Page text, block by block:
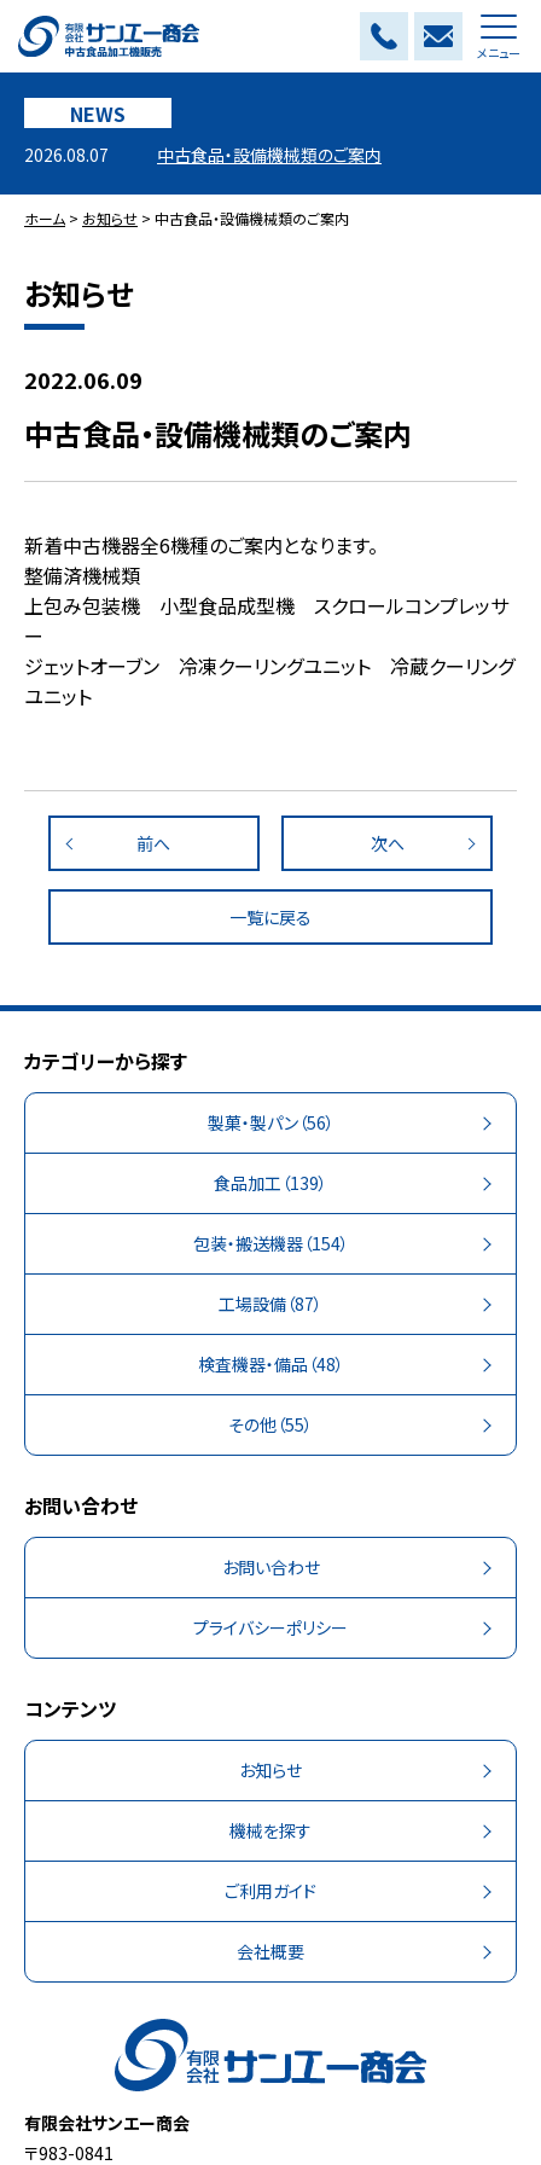
メニュー
NEWS
2026.08.07 中古食品・設備機械類のご案内
ホーム > お知らせ > 中古食品・設備機械類のご案内
お知らせ
2022.06.09
中古食品・設備機械類のご案内
新着中古機器全6機種のご案内となります。
整備済機械類
上包み包装機 小型食品成型機 スクロールコンプレッサ
ー
ジェットオーブン 冷凍クーリングユニット 冷蔵クーリング
ユニット
前へ 次へ
一覧に戻る
カテゴリーから探す
製菓・製パン（56）
食品加工 （139）
包装・搬送機器（154）
工場設備 （87）
検査機器・備品 （48）
その他 （55）
お問い合わせ
お問い合わせ
プライバシーポリシー
コンテンツ
お知らせ
機械を探す
ご利用ガイド
会社概要
有限会社サンエー商会
〒983-0841